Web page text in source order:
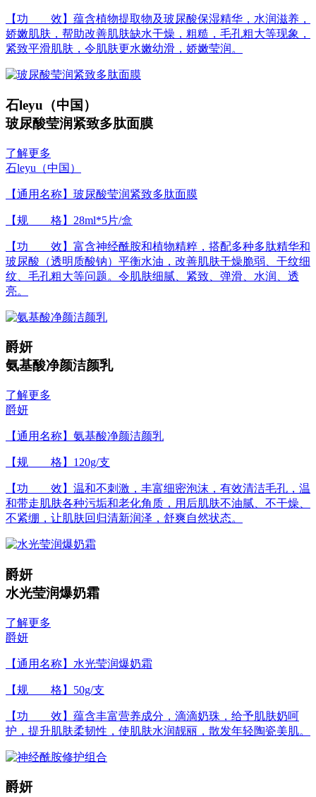
【功 效】蕴含植物提取物及玻尿酸保湿精华，水润滋养，
娇嫩肌肤，帮助改善肌肤缺水干燥，粗糙，毛孔粗大等现象，
紧致平滑肌肤，令肌肤更水嫩幼滑，娇嫩莹润。
石leyu（中国）
玻尿酸莹润紧致多肽面膜
了解更多
石leyu（中国）
【通用名称】玻尿酸莹润紧致多肽面膜
【规 格】28ml*5片/盒
【功 效】富含神经酰胺和植物精粹，搭配多种多肽精华和
玻尿酸（透明质酸钠）平衡水油，改善肌肤干燥脆弱、干纹细
纹、毛孔粗大等问题。令肌肤细腻、紧致、弹滑、水润、透
亮。
爵妍
氨基酸净颜洁颜乳
了解更多
爵妍
【通用名称】氨基酸净颜洁颜乳
【规 格】120g/支
【功 效】温和不刺激，丰富细密泡沫，有效清洁毛孔，温
和带走肌肤各种污垢和老化角质，用后肌肤不油腻、不干燥、
不紧绷，让肌肤回归清新润泽，舒爽自然状态。
爵妍
水光莹润爆奶霜
了解更多
爵妍
【通用名称】水光莹润爆奶霜
【规 格】50g/支
【功 效】蕴含丰富营养成分，滴滴奶珠，给予肌肤奶呵
护，提升肌肤柔韧性，使肌肤水润靓丽，散发年轻陶瓷美肌。
爵妍